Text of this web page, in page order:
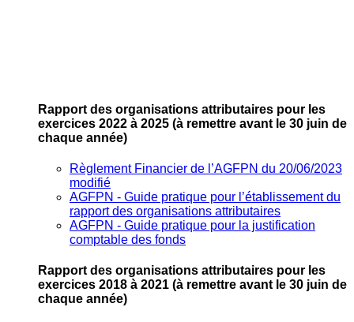
Rapport des organisations attributaires pour les
exercices 2022 à 2025 (à remettre avant le 30 juin de
chaque année)
Règlement Financier de l’AGFPN du 20/06/2023
modifié
AGFPN ‐ Guide pratique pour l’établissement du
rapport des organisations attributaires
AGFPN ‐ Guide pratique pour la justification
comptable des fonds
Rapport des organisations attributaires pour les
exercices 2018 à 2021 (à remettre avant le 30 juin de
chaque année)